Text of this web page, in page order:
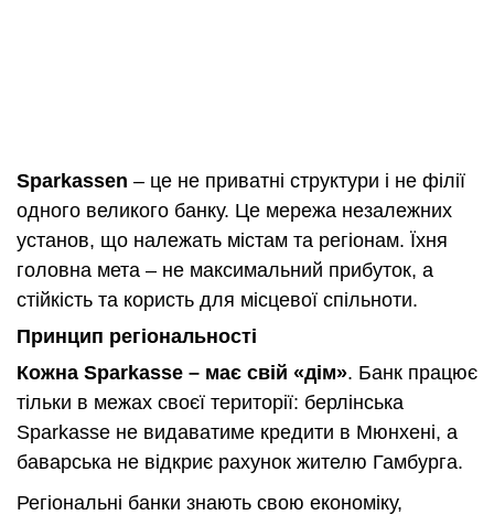
Sparkassen – це не приватні структури і не філії
одного великого банку. Це мережа незалежних
установ, що належать містам та регіонам. Їхня
головна мета – не максимальний прибуток, а
стійкість та користь для місцевої спільноти.
Принцип регіональності
Кожна Sparkasse – має свій «дім». Банк працює
тільки в межах своєї території: берлінська
Sparkasse не видаватиме кредити в Мюнхені, а
баварська не відкриє рахунок жителю Гамбурга.
Регіональні банки знають свою економіку,